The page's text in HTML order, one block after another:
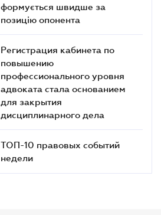
формується швидше за
позицію опонента
Регистрация кабинета по
повышению
профессионального уровня
адвоката стала основанием
для закрытия
дисциплинарного дела
ТОП-10 правовых событий
недели